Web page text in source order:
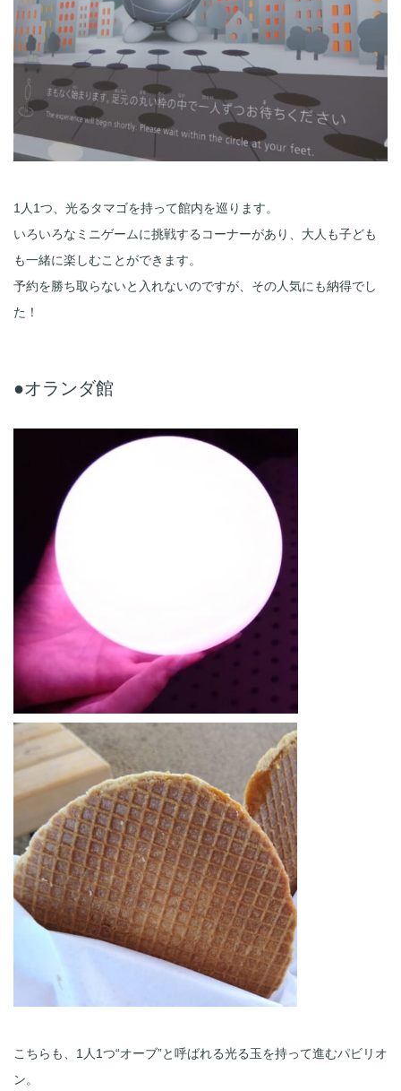
1人1つ、光るタマゴを持って館内を巡ります。
いろいろなミニゲームに挑戦するコーナーがあり、大人も子ども
も一緒に楽しむことができます。
予約を勝ち取らないと入れないのですが、その人気にも納得でし
た！
●オランダ館
こちらも、1人1つ“オーブ”と呼ばれる光る玉を持って進むパビリオ
ン。